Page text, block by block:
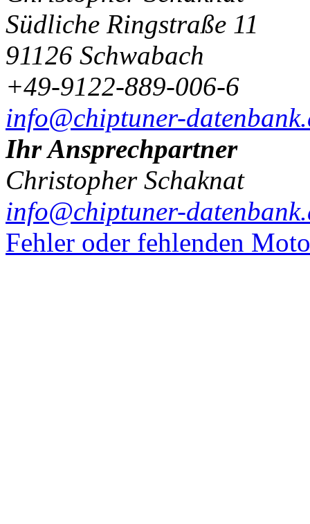
Südliche Ringstraße 11
91126 Schwabach
+49-9122-889-006-6
info@chiptuner-
Ihr Ansprechpartner
Christopher Schaknat
info@chiptuner-
Fehler oder fehlenden